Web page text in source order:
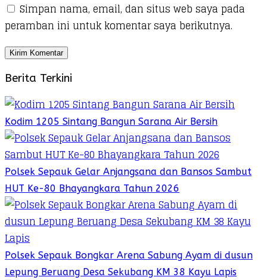
Simpan nama, email, dan situs web saya pada
peramban ini untuk komentar saya berikutnya.
Berita Terkini
Kodim 1205 Sintang Bangun Sarana Air Bersih
Polsek Sepauk Gelar Anjangsana dan Bansos Sambut
HUT Ke-80 Bhayangkara Tahun 2026
Polsek Sepauk Bongkar Arena Sabung Ayam di dusun
Lepung Beruang Desa Sekubang KM 38 Kayu Lapis